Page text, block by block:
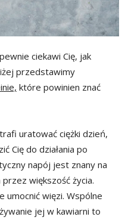
ciekawi Cię, jak
przedstawimy
które powinien znać
uratować ciężki dzień,
Cię do działania po
napój jest znany na
większość życia.
umocnić więzi. Wspólne
jej w kawiarni to